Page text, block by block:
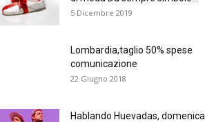
5 Dicembre 2019
Lombardia,taglio 50% spese
comunicazione
22 Giugno 2018
Hablando Huevadas, domenica